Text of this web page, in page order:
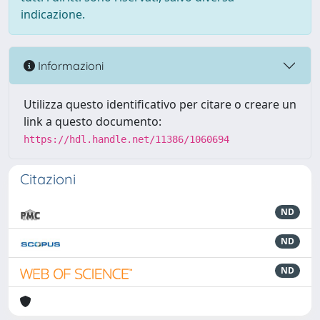
indicazione.
Informazioni
Utilizza questo identificativo per citare o creare un
link a questo documento:
https://hdl.handle.net/11386/1060694
Citazioni
ND
ND
ND